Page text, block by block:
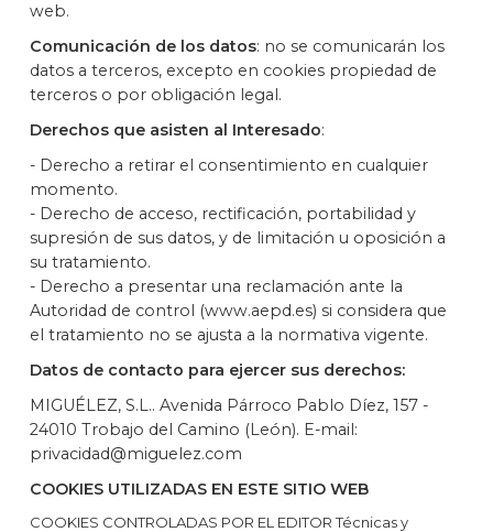
web.
Comunicación de los datos: no se comunicarán los
datos a terceros, excepto en cookies propiedad de
terceros o por obligación legal.
Derechos que asisten al Interesado:
- Derecho a retirar el consentimiento en cualquier
momento.
- Derecho de acceso, rectificación, portabilidad y
supresión de sus datos, y de limitación u oposición a
su tratamiento.
- Derecho a presentar una reclamación ante la
Autoridad de control (www.aepd.es) si considera que
el tratamiento no se ajusta a la normativa vigente.
Datos de contacto para ejercer sus derechos:
MIGUÉLEZ, S.L.. Avenida Párroco Pablo Díez, 157 -
24010 Trobajo del Camino (León). E-mail:
privacidad@miguelez.com
COOKIES UTILIZADAS EN ESTE SITIO WEB
COOKIES CONTROLADAS POR EL EDITOR Técnicas y